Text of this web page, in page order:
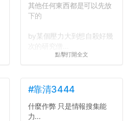
其他任何東西都是可以先放
下的
by某個壓力大到想自殺好幾
點擊打開全文
#靠清3444
什麼作弊 只是情報搜集能
力...